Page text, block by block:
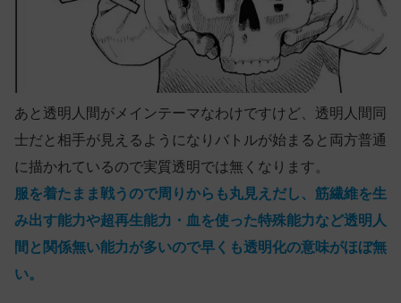
あと透明人間がメインテーマなわけですけど、透明人間同
士だと相手が見えるようになりバトルが始まると両方普通
に描かれているので実質透明では無くなります。
服を着たまま戦うので周りからも丸見えだし、筋繊維を生
み出す能力や超再生能力・血を使った特殊能力など透明人
間と関係無い能力が多いので早くも透明化の意味がほぼ無
い。